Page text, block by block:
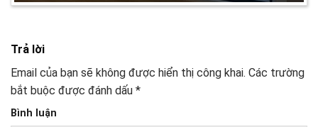
Trả lời
Email của bạn sẽ không được hiển thị công khai. Các trường
bắt buộc được đánh dấu *
Bình luận